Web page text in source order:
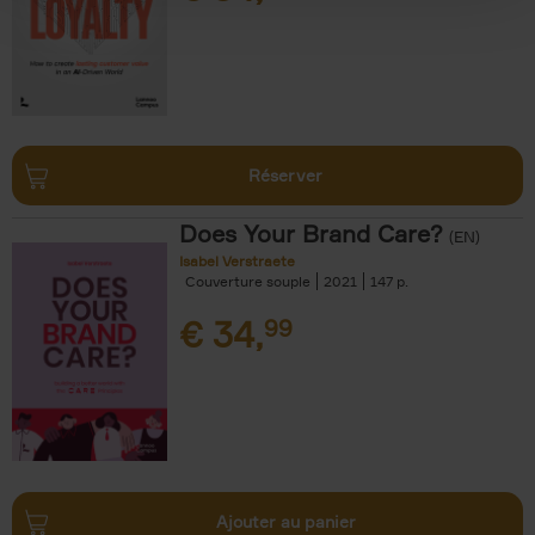
Réserver
Does Your Brand Care? (EN)
Isabel Verstraete
Couverture souple
2021 147
€ 34,99
Ajouter au panier